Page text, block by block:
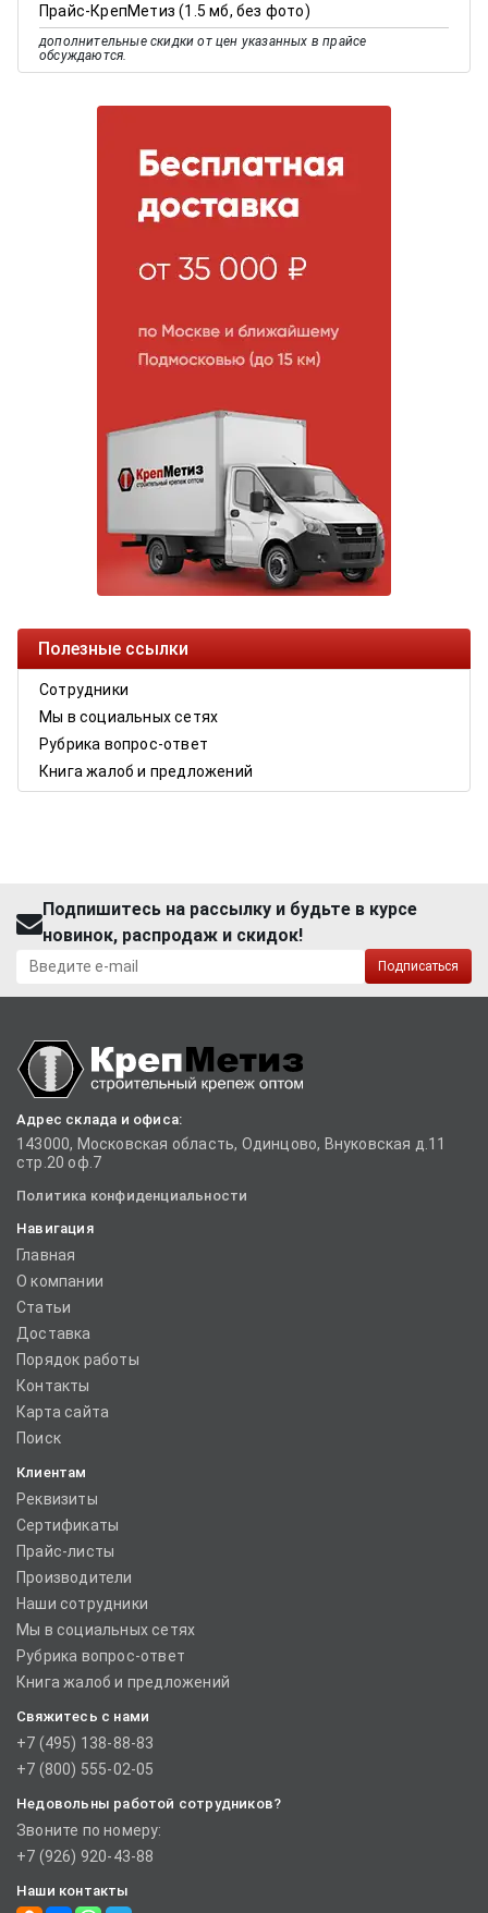
Прайс-КрепМетиз (1.5 мб, без фото)
дополнительные скидки от цен указанных в прайсе
обсуждаются.
Полезные ссылки
Сотрудники
Мы в социальных сетях
Рубрика вопрос-ответ
Книга жалоб и предложений
Подпишитесь на рассылку и будьте в курсе
новинок, распродаж и скидок!
Подписаться
Адрес склада и офиса:
143000, Московская область, Одинцово, Внуковская д.11
стр.20 оф.7
Политика конфиденциальности
Навигация
Главная
О компании
Статьи
Доставка
Порядок работы
Контакты
Карта сайта
Поиск
Клиентам
Реквизиты
Сертификаты
Прайс-листы
Производители
Наши сотрудники
Мы в социальных сетях
Рубрика вопрос-ответ
Книга жалоб и предложений
Свяжитесь с нами
+7 (495) 138-88-83
+7 (800) 555-02-05
Недовольны работой сотрудников?
Звоните по номеру:
+7 (926) 920-43-88
Наши контакты